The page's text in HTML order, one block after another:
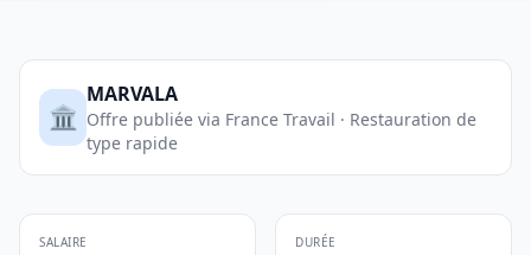
🏛️
MARVALA
Offre publiée via France Travail · Restauration de
type rapide
SALAIRE DURÉE